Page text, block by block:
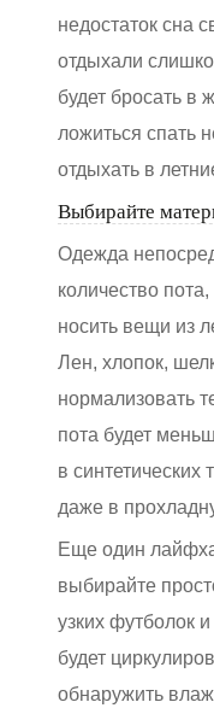
недостаток сна
отдыхали
будет бросать в
ложиться спать
отдыхать в
Выбирайте
Одежда
количество
носить вещи из
Лен, хлопок,
нормализовать
пота будет
в синтетических
даже в
Еще один
выбирайте
узких футболок
будет
обнаружить